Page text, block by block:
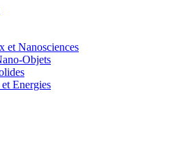
Nanosciences
Objets
Energies